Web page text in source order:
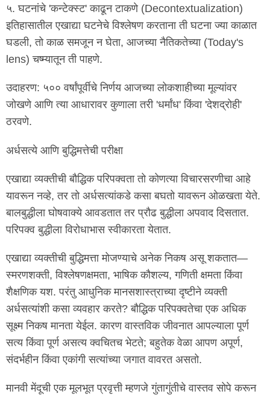
५. घटनांचे 'कन्टेक्स्ट' काढून टाकणे (Decontextualization)
इतिहासातील एखाद्या घटनेचे विश्लेषण करताना ती घटना ज्या काळात
घडली, तो काळ समजून न घेता, आजच्या नैतिकतेच्या (Today's
lens) चष्म्यातून ती पाहणे.
उदाहरण: ५०० वर्षांपूर्वीचे निर्णय आजच्या लोकशाहीच्या मूल्यांवर
जोखणे आणि त्या आधारावर कुणाला तरी 'धर्मांध' किंवा 'देशद्रोही'
ठरवणे.
अर्धसत्ये आणि बुद्धिमत्तेची परीक्षा
एखाद्या व्यक्तीची बौद्धिक परिपक्वता तो कोणत्या विचारसरणीचा आहे
यावरून नव्हे, तर तो अर्धसत्यांकडे कसा बघतो यावरून ओळखता येते.
बालबुद्धीला घोषवाक्ये आवडतात तर प्रौढ बुद्धीला अपवाद दिसतात.
परिपक्व बुद्धीला विरोधाभास स्वीकारता येतात.
एखाद्या व्यक्तीची बुद्धिमत्ता मोजण्याचे अनेक निकष असू शकतात—
स्मरणशक्ती, विश्लेषणक्षमता, भाषिक कौशल्य, गणिती क्षमता किंवा
शैक्षणिक यश. परंतु आधुनिक मानसशास्त्राच्या दृष्टीने व्यक्ती
अर्धसत्यांशी कसा व्यवहार करते? बौद्धिक परिपक्वतेचा एक अधिक
सूक्ष्म निकष मानता येईल. कारण वास्तविक जीवनात आपल्याला पूर्ण
सत्य किंवा पूर्ण असत्य क्वचितच भेटते; बहुतेक वेळा आपण अपूर्ण,
संदर्भहीन किंवा एकांगी सत्यांच्या जगात वावरत असतो.
मानवी मेंदूची एक मूलभूत प्रवृत्ती म्हणजे गुंतागुंतीचे वास्तव सोपे करून